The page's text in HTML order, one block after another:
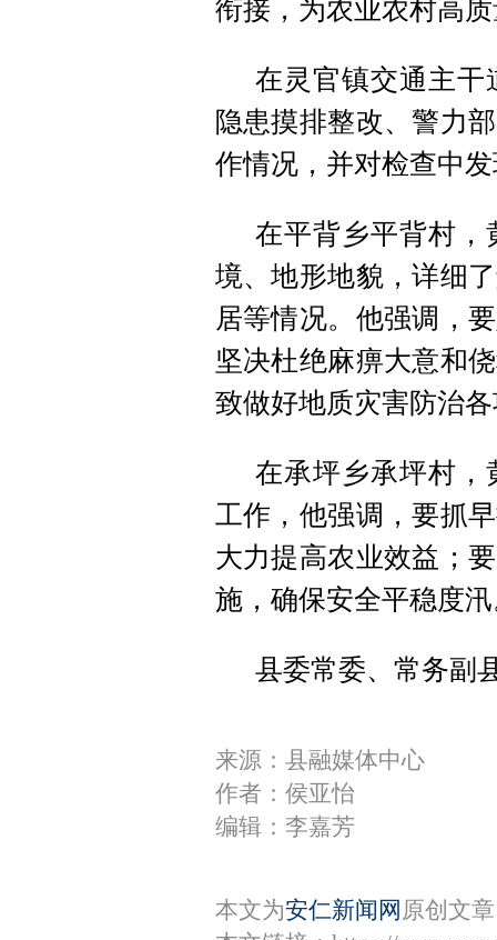
衔接，为农业农村高
在灵官镇交通主干
隐患摸排整改、警力
作情况，并对检查中
在平背乡平背村，
境、地形地貌，详细
居等情况。他强调，
坚决杜绝麻痹大意和
致做好地质灾害防治
在承坪乡承坪村，
工作，他强调，要抓
大力提高农业效益；
施，确保安全平稳度
县委常委、常务副
来源：县融媒体中心
作者：侯亚怡
编辑：李嘉芳
本文为安仁新闻网 原创文